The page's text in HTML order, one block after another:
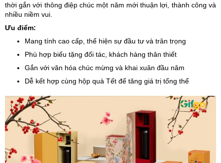
thời gắn với thông điệp chúc một năm mới thuận lợi, thành công và
nhiều niềm vui.
Ưu điểm:
Mang tính cao cấp, thể hiện sự đầu tư và trân trọng
Phù hợp biếu tặng đối tác, khách hàng thân thiết
Gắn với văn hóa chúc mừng và khai xuân đầu năm
Dễ kết hợp cùng hộp quà Tết để tăng giá trị tổng thể